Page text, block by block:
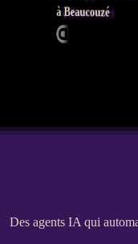
à Beaucouzé
Des agents IA qui